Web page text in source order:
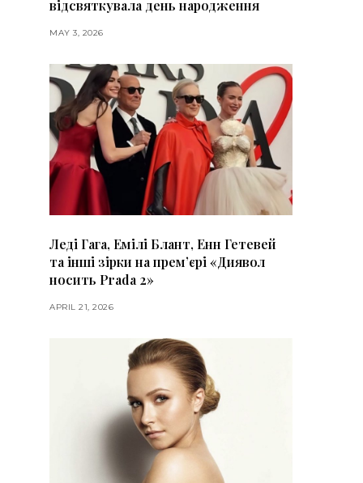
відсвяткувала день народження
MAY 3, 2026
Леді Гага, Емілі Блант, Енн Гетевей
та інші зірки на премʼєрі «Диявол
носить Prada 2»
APRIL 21, 2026